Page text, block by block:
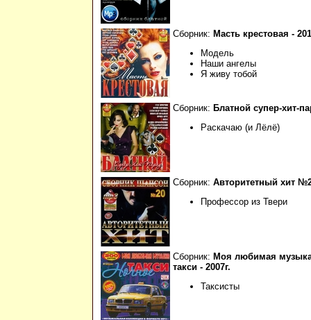
Сборник: Масть крестовая -
Модель
Наши ангелы
Я живу тобой
Сборник: Блатной супер-хит-
Раскачаю (и Лёлё)
Сборник: Авторитетный хит
Профессор из Твери
Сборник: Моя любимая
такси - 2007г.
Таксисты